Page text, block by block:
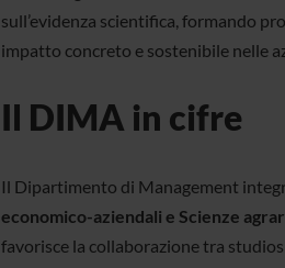
sull’evidenza scientifica, formando
impatto concreto e sostenibile nelle
Il DIMA in cifre
Il Dipartimento di Management
economico-aziendali e Scienze
favorisce la collaborazione tra